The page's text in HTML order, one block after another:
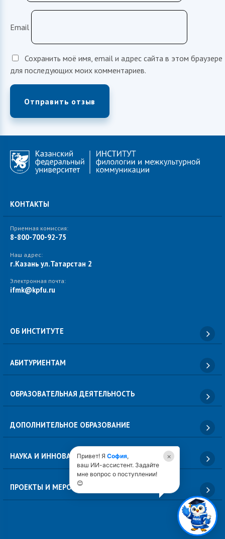
Email
Сохранить моё имя, email и адрес сайта в этом браузере
для последующих моих комментариев.
КОНТАКТЫ
Приемная комиссия:
8-800-700-92-75
Наш адрес:
г.Казань ул.Татарстан 2
Электронная почта:
ifmk@kpfu.ru
ОБ ИНСТИТУТЕ
АБИТУРИЕНТАМ
ОБРАЗОВАТЕЛЬНАЯ ДЕЯТЕЛЬНОСТЬ
ДОПОЛНИТЕЛЬНОЕ ОБРАЗОВАНИЕ
НАУКА И ИННОВАЦИИ
ПРОЕКТЫ И МЕРОПРИЯТИЯ
×
Привет! Я София,
ваш ИИ-ассистент. Задайте
мне вопрос о поступлении!
😊